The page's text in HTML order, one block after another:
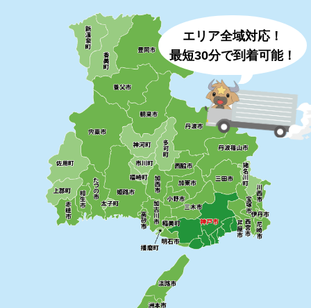
エリア全域対応！
最短30分で到着可能！